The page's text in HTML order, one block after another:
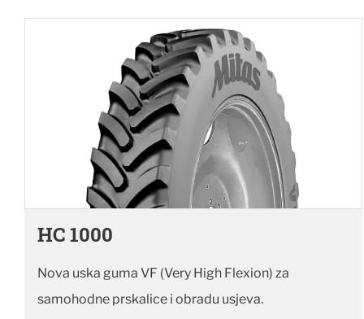
HC 1000
Nova uska guma VF (Very High Flexion) za
samohodne prskalice i obradu usjeva.